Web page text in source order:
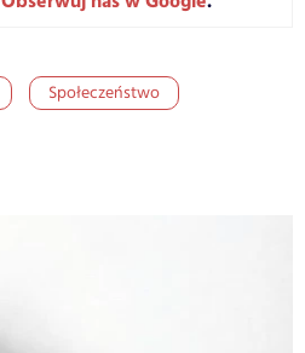
Społeczeństwo